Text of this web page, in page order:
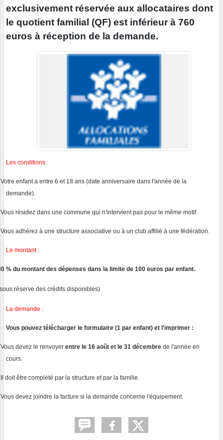
exclusivement réservée aux allocataires dont
le quotient familial (QF) est inférieur à 760
euros à réception de la demande.
Les conditions :
Votre enfant a entre 6 et 18 ans (date anniversaire dans l'année de la
demande).
Vous résidez dans une commune qui n'intervient pas pour le même motif.
Vous adhérez à une structure associative ou à un club affilié à une fédération.
Le montant :
% du montant des dépenses dans la limite de 100 euros par enfant.
réserve des crédits disponibles)
La demande :
Vous pouvez télécharger le formulaire (1 par enfant) et l'imprimer :
Vous devez le renvoyer entre le 16 août et le 31 décembre de l'année en
cours.
Il doit être complété par la structure et par la famille.
Vous devez joindre la facture si la demande concerne l'équipement.